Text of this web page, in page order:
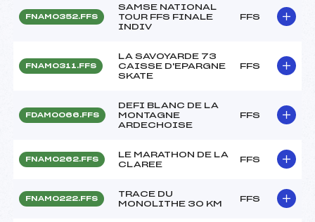
FNAM0352.FFS
SAMSE NATIONAL
TOUR FFS FINALE
INDIV
FFS
FNAM0311.FFS
LA SAVOYARDE 73
CAISSE D'EPARGNE
SKATE
FFS
FDAM0066.FFS
DEFI BLANC DE LA
MONTAGNE
ARDECHOISE
FFS
FNAM0262.FFS
LE MARATHON DE LA
CLAREE
FFS
FNAM0222.FFS
TRACE DU
MONOLITHE 30 KM
FFS